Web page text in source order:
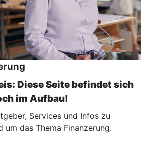
Diese Seite befindet sich
im Aufbau!
Services und Infos zu
um das Thema Finanzerung.